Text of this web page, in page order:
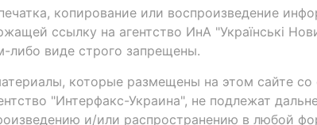
копирование или воспроизведение
ссылку на агентство ИнА "Українські
либо виде строго запрещены.
которые размещены на этом сайте со
"Интерфакс-Украина", не подлежат
и/или распространению в любой